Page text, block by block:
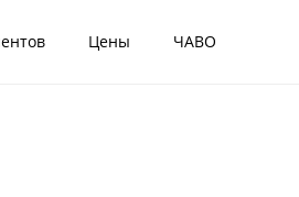
Цены ЧАВО